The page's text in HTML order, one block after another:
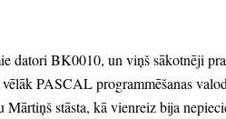
datori BK0010, un viņš sākotnēji
PASCAL programmēšanas
Mārtiņš stāsta, kā vienreiz bija